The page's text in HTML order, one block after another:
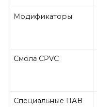
Модификаторы
Смола CPVC
Специальные ПАВ